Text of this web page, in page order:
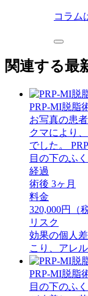
コラム
関連する最
PRP-MI脱脂
お写真の患
クマにより
でした。
目の下のふ
経過
術後 3ヶ月
料金
320,000円（
リスク
効果の個人
こり、アレ
PRP-MI脱脂
目の下のふ